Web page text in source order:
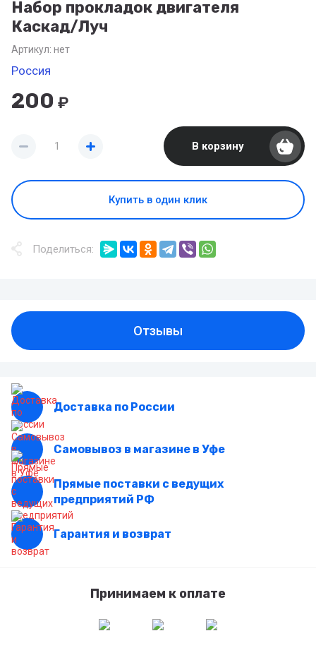
Набор прокладок двигателя
Каскад/Луч
Артикул: нет
Россия
200 ₽
В корзину
Купить в один клик
Поделиться:
Отзывы
Доставка по России
Самовывоз в магазине в Уфе
Прямые поставки с ведущих
предприятий РФ
Гарантия и возврат
Принимаем к оплате